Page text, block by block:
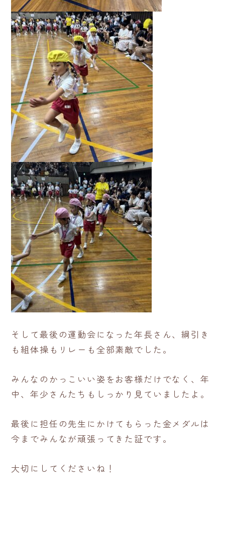
そして最後の運動会になった年長さん、綱引き
も組体操もリレーも全部素敵でした。
みんなのかっこいい姿をお客様だけでなく、年
中、年少さんたちもしっかり見ていましたよ。
最後に担任の先生にかけてもらった金メダルは
今までみんなが頑張ってきた証です。
大切にしてくださいね！